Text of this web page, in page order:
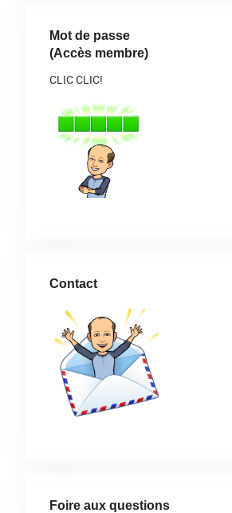
Mot de passe
(Accès membre)
CLIC CLIC!
Contact
Foire aux questions